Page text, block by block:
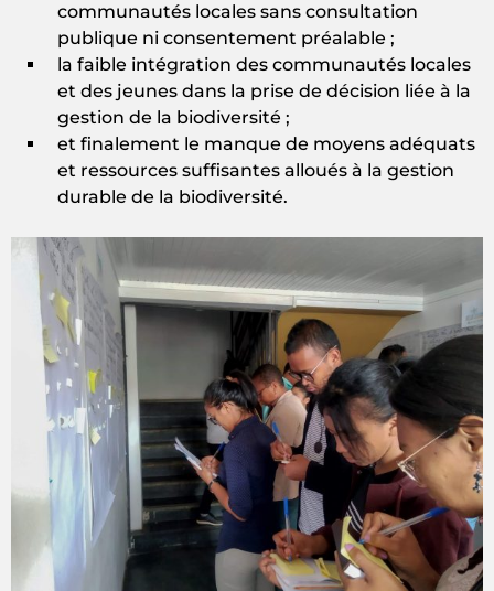
communautés locales sans consultation
publique ni consentement préalable ;
la faible intégration des communautés locales
et des jeunes dans la prise de décision liée à la
gestion de la biodiversité ;
et finalement le manque de moyens adéquats
et ressources suffisantes alloués à la gestion
durable de la biodiversité.